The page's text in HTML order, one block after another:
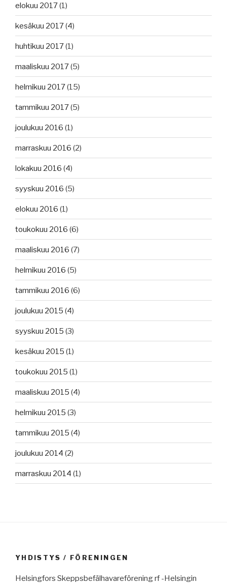
elokuu 2017(1)
kesäkuu 2017(4)
huhtikuu 2017(1)
maaliskuu 2017(5)
helmikuu 2017(15)
tammikuu 2017(5)
joulukuu 2016 (1)
marraskuu 2016 (2)
lokakuu 2016 (4)
syyskuu 2016 (5)
elokuu 2016 (1)
toukokuu 2016 (6)
maaliskuu 2016 (7)
helmikuu 2016 (5)
tammikuu 2016 (6)
joulukuu 2015 (4)
syyskuu 2015 (3)
kesäkuu 2015 (1)
toukokuu 2015 (1)
maaliskuu 2015 (4)
helmikuu 2015 (3)
tammikuu 2015 (4)
joulukuu 2014 (2)
marraskuu 2014 (1)
YHDISTYS / FÖRENINGEN
Helsingfors Skeppsbefälhavareförening rf -Helsingin